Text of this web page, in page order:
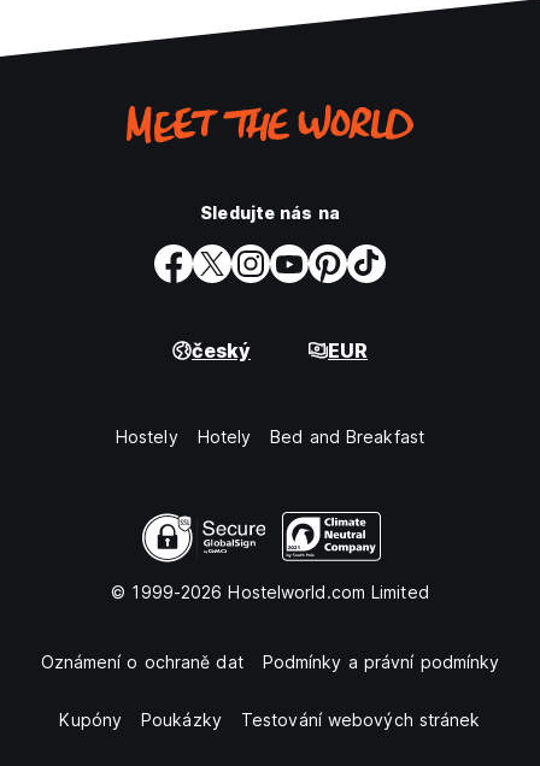
Sledujte nás na
český EUR
Hostely Hotely Bed and Breakfast
© 1999-2026 Hostelworld.com Limited
Oznámení o ochraně dat Podmínky a právní podmínky
Kupóny Poukázky Testování webových stránek